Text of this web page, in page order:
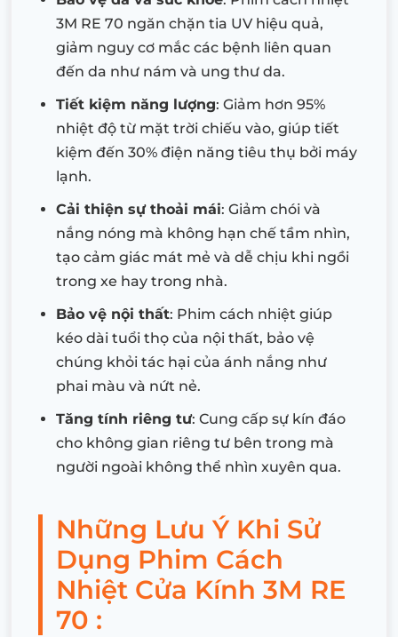
3M RE 70 ngăn chặn tia UV hiệu quả,
giảm nguy cơ mắc các bệnh liên quan
đến da như nám và ung thư da.
Tiết kiệm năng lượng: Giảm hơn 95%
nhiệt độ từ mặt trời chiếu vào, giúp tiết
kiệm đến 30% điện năng tiêu thụ bởi máy
lạnh.
Cải thiện sự thoải mái: Giảm chói và
nắng nóng mà không hạn chế tầm nhìn,
tạo cảm giác mát mẻ và dễ chịu khi ngồi
trong xe hay trong nhà.
Bảo vệ nội thất: Phim cách nhiệt giúp
kéo dài tuổi thọ của nội thất, bảo vệ
chúng khỏi tác hại của ánh nắng như
phai màu và nứt nẻ.
Tăng tính riêng tư: Cung cấp sự kín đáo
cho không gian riêng tư bên trong mà
người ngoài không thể nhìn xuyên qua.
Những Lưu Ý Khi Sử
Dụng Phim Cách
Nhiệt Cửa Kính 3M RE
70 :